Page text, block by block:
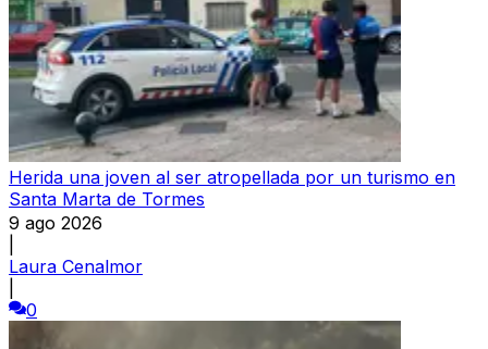
Herida una joven al ser atropellada por un turismo en
Santa Marta de Tormes
9 ago 2026
Laura Cenalmor
0